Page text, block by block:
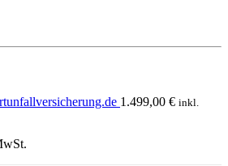
1.499,00 € inkl.